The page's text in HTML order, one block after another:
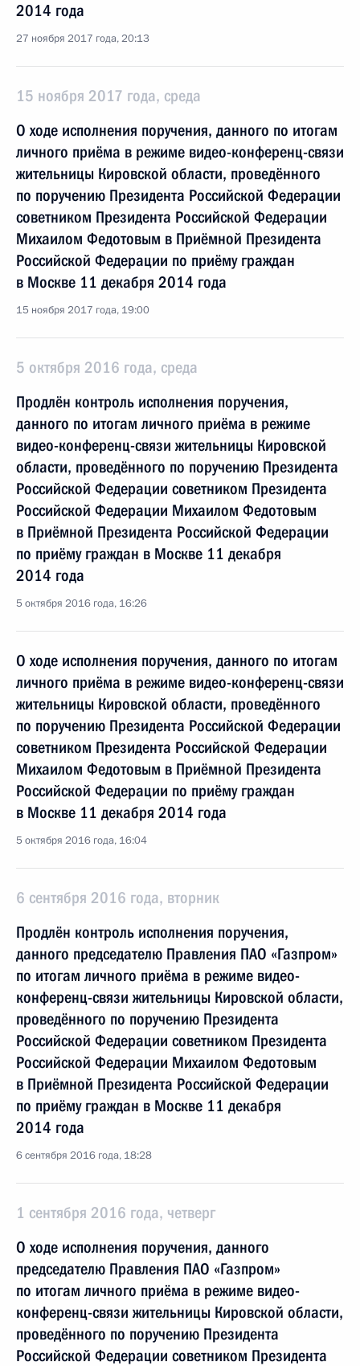
2014 года
27 ноября 2017 года, 20:13
15 ноября 2017 года, среда
О ходе исполнения поручения, данного по итогам
личного приёма в режиме видео-конференц-связи
жительницы Кировской области, проведённого
по поручению Президента Российской Федерации
советником Президента Российской Федерации
Михаилом Федотовым в Приёмной Президента
Российской Федерации по приёму граждан
в Москве 11 декабря 2014 года
15 ноября 2017 года, 19:00
5 октября 2016 года, среда
Продлён контроль исполнения поручения,
данного по итогам личного приёма в режиме
видео-конференц-связи жительницы Кировской
области, проведённого по поручению Президента
Российской Федерации советником Президента
Российской Федерации Михаилом Федотовым
в Приёмной Президента Российской Федерации
по приёму граждан в Москве 11 декабря
2014 года
5 октября 2016 года, 16:26
О ходе исполнения поручения, данного по итогам
личного приёма в режиме видео-конференц-связи
жительницы Кировской области, проведённого
по поручению Президента Российской Федерации
советником Президента Российской Федерации
Михаилом Федотовым в Приёмной Президента
Российской Федерации по приёму граждан
в Москве 11 декабря 2014 года
5 октября 2016 года, 16:04
6 сентября 2016 года, вторник
Продлён контроль исполнения поручения,
данного председателю Правления ПАО «Газпром»
по итогам личного приёма в режиме видео-
конференц-связи жительницы Кировской области,
проведённого по поручению Президента
Российской Федерации советником Президента
Российской Федерации Михаилом Федотовым
в Приёмной Президента Российской Федерации
по приёму граждан в Москве 11 декабря
2014 года
6 сентября 2016 года, 18:28
1 сентября 2016 года, четверг
О ходе исполнения поручения, данного
председателю Правления ПАО «Газпром»
по итогам личного приёма в режиме видео-
конференц-связи жительницы Кировской области,
проведённого по поручению Президента
Российской Федерации советником Президента